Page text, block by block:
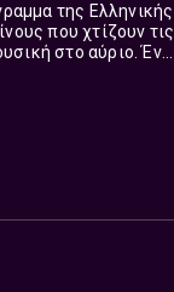
της Ελληνικής
που χτίζουν τις
στο αύριο. Ένας